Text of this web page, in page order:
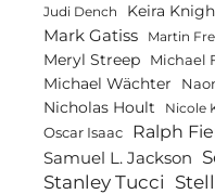
Judi Dench Keira
Mark Gatiss Martin
Meryl Streep Michael
Michael Wächter
Nicholas Hoult Nicole
Oscar Isaac Ralph
Samuel L. Jackson
Stanley Tucci